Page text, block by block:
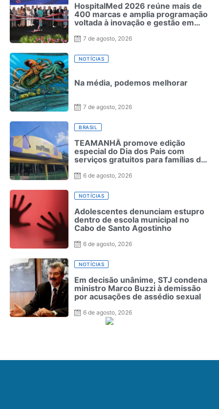
HospitalMed 2026 reúne mais de
400 marcas e amplia programação
voltada à inovação e gestão em
7 de agosto, 2026
NOTÍCIAS
Na média, podemos melhorar
7 de agosto, 2026
BRASIL
TEAMANHÃ promove edição
especial do Dia dos Pais com
serviços gratuitos para famílias de
Recife
6 de agosto, 2026
NOTÍCIAS
Adolescentes denunciam estupro
dentro de escola municipal no
Cabo de Santo Agostinho
6 de agosto, 2026
NOTÍCIAS
Em decisão unânime, STJ condena
ministro Marco Buzzi à demissão
por acusações de assédio sexual
6 de agosto, 2026